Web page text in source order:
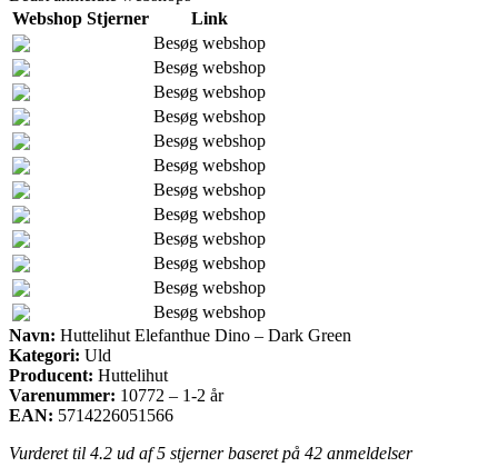
Webshop Stjerner
Link
Besøg webshop
Besøg webshop
Besøg webshop
Besøg webshop
Besøg webshop
Besøg webshop
Besøg webshop
Besøg webshop
Besøg webshop
Besøg webshop
Besøg webshop
Besøg webshop
Navn: Huttelihut Elefanthue Dino – Dark Green
Kategori: Uld
Producent: Huttelihut
Varenummer: 10772 – 1-2 år
EAN: 5714226051566
Vurderet til 4.2 ud af 5 stjerner baseret på 42 anmeldelser